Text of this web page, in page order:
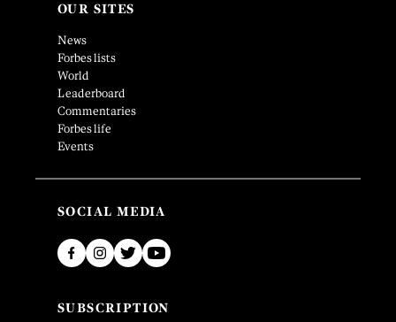
OUR SITES
News
Forbes lists
World
Leaderboard
Commentaries
Forbes life
Events
SOCIAL MEDIA
SUBSCRIPTION